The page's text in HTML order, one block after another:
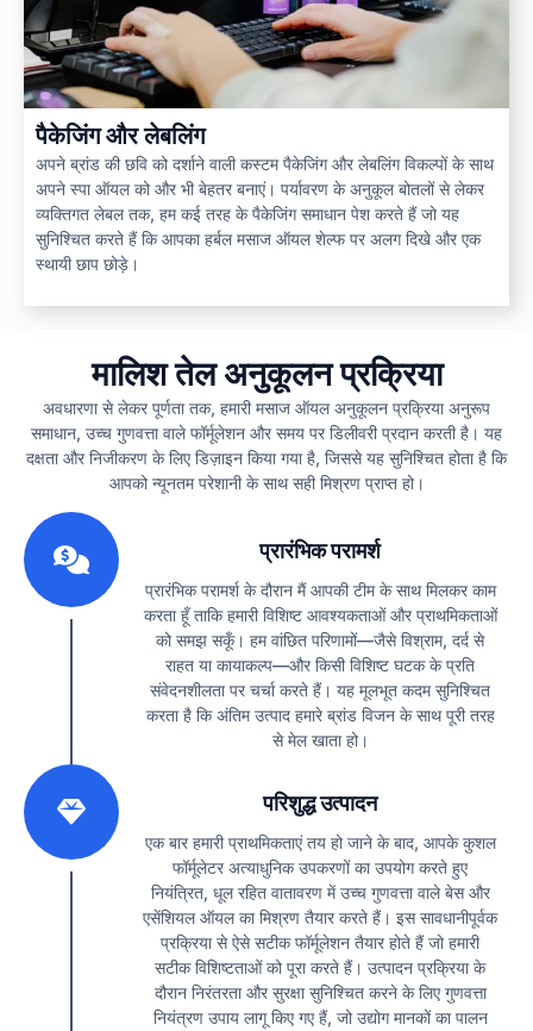
पैकेजिंग और लेबलिंग
अपने ब्रांड की छवि को दर्शाने वाली कस्टम पैकेजिंग और लेबलिंग विकल्पों के साथ
अपने स्पा ऑयल को और भी बेहतर बनाएं। पर्यावरण के अनुकूल बोतलों से लेकर
व्यक्तिगत लेबल तक, हम कई तरह के पैकेजिंग समाधान पेश करते हैं जो यह
सुनिश्चित करते हैं कि आपका हर्बल मसाज ऑयल शेल्फ पर अलग दिखे और एक
स्थायी छाप छोड़े।
मालिश तेल अनुकूलन प्रक्रिया
अवधारणा से लेकर पूर्णता तक, हमारी मसाज ऑयल अनुकूलन प्रक्रिया अनुरूप
समाधान, उच्च गुणवत्ता वाले फॉर्मूलेशन और समय पर डिलीवरी प्रदान करती है। यह
दक्षता और निजीकरण के लिए डिज़ाइन किया गया है, जिससे यह सुनिश्चित होता है कि
आपको न्यूनतम परेशानी के साथ सही मिश्रण प्राप्त हो।
प्रारंभिक परामर्श
प्रारंभिक परामर्श के दौरान मैं आपकी टीम के साथ मिलकर काम
करता हूँ ताकि हमारी विशिष्ट आवश्यकताओं और प्राथमिकताओं
को समझ सकूँ। हम वांछित परिणामों—जैसे विश्राम, दर्द से
राहत या कायाकल्प—और किसी विशिष्ट घटक के प्रति
संवेदनशीलता पर चर्चा करते हैं। यह मूलभूत कदम सुनिश्चित
करता है कि अंतिम उत्पाद हमारे ब्रांड विजन के साथ पूरी तरह
से मेल खाता हो।
परिशुद्ध उत्पादन
एक बार हमारी प्राथमिकताएं तय हो जाने के बाद, आपके कुशल
फॉर्मूलेटर अत्याधुनिक उपकरणों का उपयोग करते हुए
नियंत्रित, धूल रहित वातावरण में उच्च गुणवत्ता वाले बेस और
एसेंशियल ऑयल का मिश्रण तैयार करते हैं। इस सावधानीपूर्वक
प्रक्रिया से ऐसे सटीक फॉर्मूलेशन तैयार होते हैं जो हमारी
सटीक विशिष्टताओं को पूरा करते हैं। उत्पादन प्रक्रिया के
दौरान निरंतरता और सुरक्षा सुनिश्चित करने के लिए गुणवत्ता
नियंत्रण उपाय लागू किए गए हैं, जो उद्योग मानकों का पालन